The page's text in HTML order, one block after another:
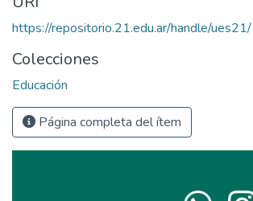
https://repositorio.21.edu.ar/handle/
Colecciones
Educación
Página completa del ítem